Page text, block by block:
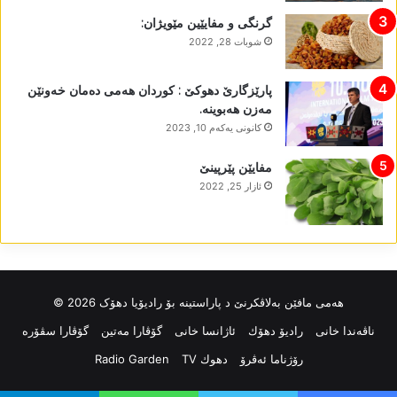
گرنگی و مفایێین مێویژان:
شوبات 28, 2022
پارێزگارێ دھوکێ : کوردان ھەمی دەمان خەونێن
مەزن ھەبوینە.
كانونی یه‌كه‌م 10, 2023
مفایێن پێرپینێ
ئازار 25, 2022
ھەمی مافێن بەلاڤکرنێ د پاراستینە بۆ رادیۆیا دھۆک 2026 ©
ناڤه‌ندا خانی
رادیۆ دهۆك ئاژانسا خانی گۆڤارا مەتین
گۆڤارا سڤۆرە
رۆژناما ئەڤرۆ
دهوك TV Radio Garden